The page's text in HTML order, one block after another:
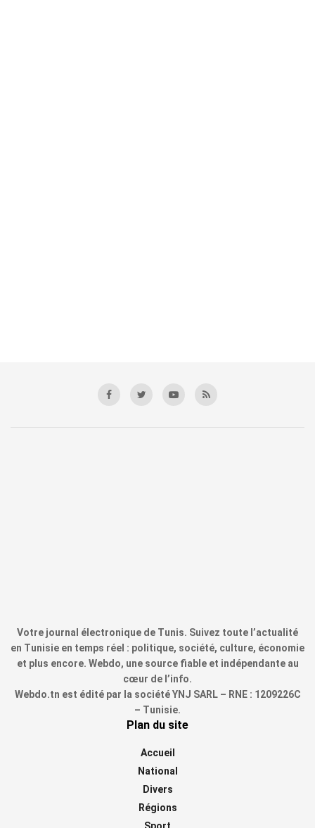
Votre journal électronique de Tunis. Suivez toute l’actualité
en Tunisie en temps réel : politique, société, culture, économie
et plus encore. Webdo, une source fiable et indépendante au
cœur de l’info.
Webdo.tn est édité par la société YNJ SARL – RNE : 1209226C
– Tunisie.
Plan du site
Accueil
National
Divers
Régions
Sport